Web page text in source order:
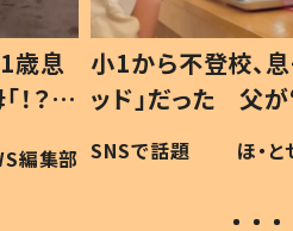
歳息
？」
編集部
小1から不登校、
ッド」だった 父
作り続ける理由
#令和の子
SNSで話題 ほ・